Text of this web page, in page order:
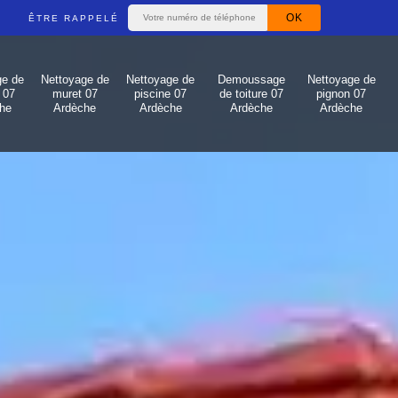
ÊTRE RAPPELÉ
de
07
Nettoyage de
muret 07
Ardèche
Nettoyage de
piscine 07
Ardèche
Demoussage
de toiture 07
Ardèche
Nettoyage de
pignon 07
Ardèche